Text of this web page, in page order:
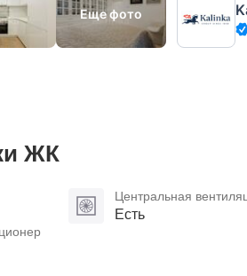
Еще фото
ЖК
Центральная
Есть